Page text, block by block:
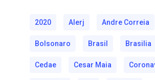
2020 Alerj Andre Correia
Bolsonaro Brasil Brasilia
Cedae Cesar Maia